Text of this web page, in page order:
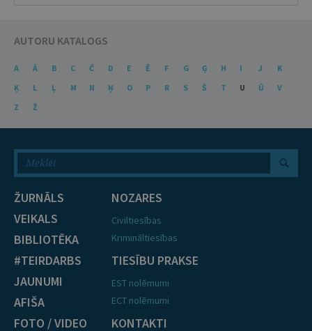
AUTORU KATALOGS
A Ā B C Č D E Ē F G Ģ H I J
K
Ķ
L Ļ M N Ņ O P R S Š T U Ū
V
Z
Ž
ŽURNĀLS
VEIKALS
BIBLIOTĒKA
#TEIRDARBS
JAUNUMI
AFIŠA
FOTO / VIDEO
NOZARES
Civiltiesības
Krimināltiesības
TIESĪBU PRAKSE
EST nolēmumi
ECT nolēmumi
KONTAKTI